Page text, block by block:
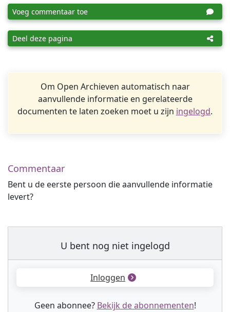
Voeg commentaar toe
Deel deze pagina
Om Open Archieven automatisch naar
aanvullende informatie en gerelateerde
documenten te laten zoeken moet u zijn ingelogd.
Commentaar
Bent u de eerste persoon die aanvullende informatie
levert?
U bent nog niet ingelogd
Inloggen
Geen abonnee? Bekijk de abonnementen!